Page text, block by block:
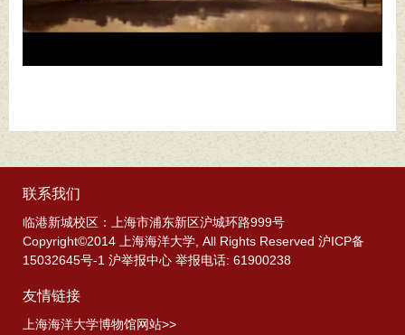
联系我们
临港新城校区：上海市浦东新区沪城环路999号
Copyright©2014 上海海洋大学, All Rights Reserved 沪ICP备
15032645号-1 沪举报中心 举报电话: 61900238
友情链接
上海海洋大学博物馆网站>>